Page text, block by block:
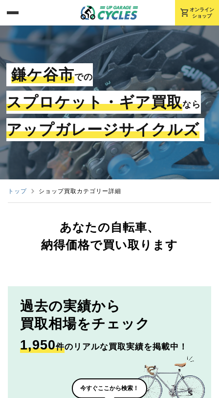
shopping_cart オンライン
ショップ
鎌ケ谷市での
スプロケット・ギア買取なら
アップガレージサイクルズ
トップ ショップ買取カテゴリー詳細
あなたの自転車、
納得価格で買い取ります
過去の実績から
買取相場をチェック
1,950件のリアルな買取実績を掲載中！
今すぐここから検索！